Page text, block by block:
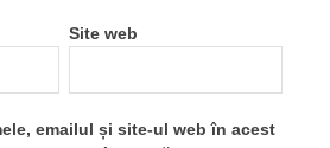
Site web
emailul și site-ul web în acest